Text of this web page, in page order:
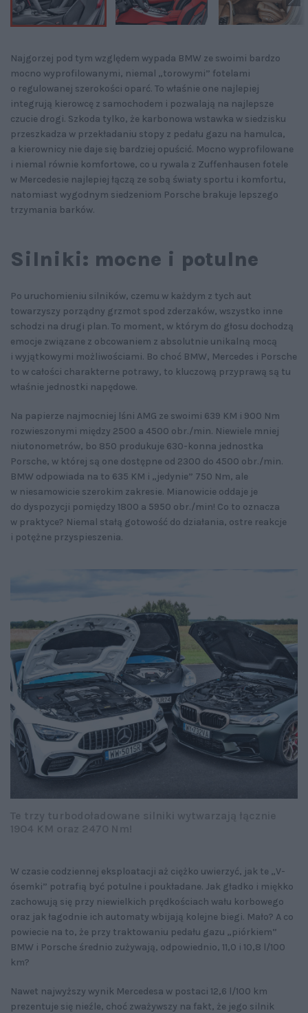
Najgorzej pod tym względem wypada BMW ze swoimi bardzo
mocno wyprofilowanymi, niemal „torowymi” fotelami
o regulowanej szerokości oparć. To właśnie one najlepiej
integrują kierowcę z samochodem i pozwalają na najlepsze
czucie drogi. Szkoda tylko, że karbonowa wstawka w siedzisku
przeszkadza w przekładaniu stopy z pedału gazu na hamulca,
a kierownicy nie daje się bardziej opuścić. Mocno wyprofilowane
i niemal równie komfortowe, co u rywala z Zuffenhausen fotele
w Mercedesie najlepiej łączą ze sobą światy sportu i komfortu,
natomiast wygodnym siedzeniom Porsche brakuje lepszego
trzymania barków.
Silniki: mocne i potulne
Po uruchomieniu silników, czemu w każdym z tych aut
towarzyszy porządny grzmot spod zderzaków, wszystko inne
schodzi na drugi plan. To moment, w którym do głosu dochodzą
emocje związane z obcowaniem z absolutnie unikalną mocą
i wyjątkowymi możliwościami. Bo choć BMW, Mercedes i Porsche
to w całości charakterne potrawy, to kluczową przyprawą są tu
właśnie jednostki napędowe.
Na papierze najmocniej lśni AMG ze swoimi 639 KM i 900 Nm
rozwieszonymi między 2500 a 4500 obr./min. Niewiele mniej
niutonometrów, bo 850 produkuje 630-konna jednostka
Porsche, w której są one dostępne od 2300 do 4500 obr./min.
BMW odpowiada na to 635 KM i „jedynie” 750 Nm, ale
w niesamowicie szerokim zakresie. Mianowicie oddaje je
do dyspozycji pomiędzy 1800 a 5950 obr./min! Co to oznacza
w praktyce? Niemal stałą gotowość do działania, ostre reakcje
i potężne przyspieszenia.
W czasie codziennej eksploatacji aż ciężko uwierzyć, jak te „V-
ósemki” potrafią być potulne i poukładane. Jak gładko i miękko
zachowują się przy niewielkich prędkościach wału korbowego
oraz jak łagodnie ich automaty wbijają kolejne biegi. Mało? A co
powiecie na to, że przy traktowaniu pedału gazu „piórkiem”
BMW i Porsche średnio zużywają, odpowiednio, 11,0 i 10,8 l/100
km?
Nawet najwyższy wynik Mercedesa w postaci 12,6 l/100 km
prezentuje się nieźle, choć zważywszy na fakt, że jego silnik